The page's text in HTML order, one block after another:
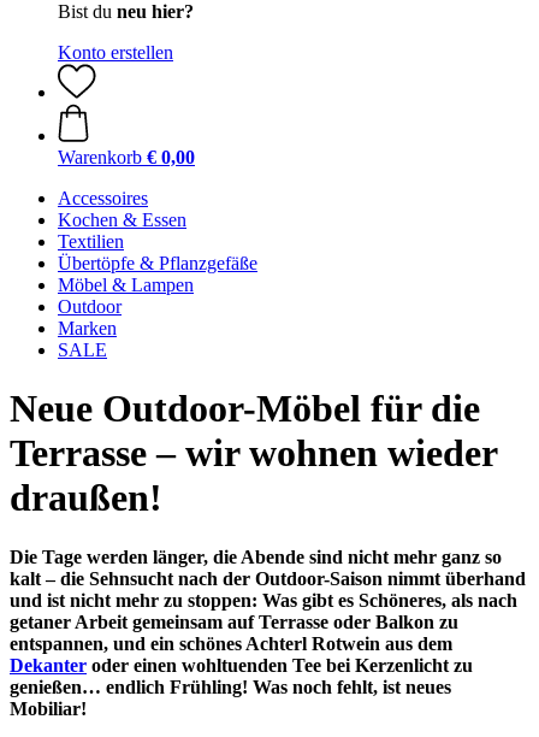
Bist du neu hier?
Konto erstellen
Warenkorb € 0,00
Accessoires
Kochen & Essen
Textilien
Übertöpfe & Pflanzgefäße
Möbel & Lampen
Outdoor
Marken
SALE
Neue Outdoor-Möbel für die
Terrasse – wir wohnen wieder
draußen!
Die Tage werden länger, die Abende sind nicht mehr ganz so
kalt – die Sehnsucht nach der Outdoor-Saison nimmt überhand
und ist nicht mehr zu stoppen: Was gibt es Schöneres, als nach
getaner Arbeit gemeinsam auf Terrasse oder Balkon zu
entspannen, und ein schönes Achterl Rotwein aus dem
Dekanter oder einen wohltuenden Tee bei Kerzenlicht zu
genießen… endlich Frühling! Was noch fehlt, ist neues
Mobiliar!